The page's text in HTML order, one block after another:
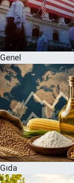
Genel
Gıda